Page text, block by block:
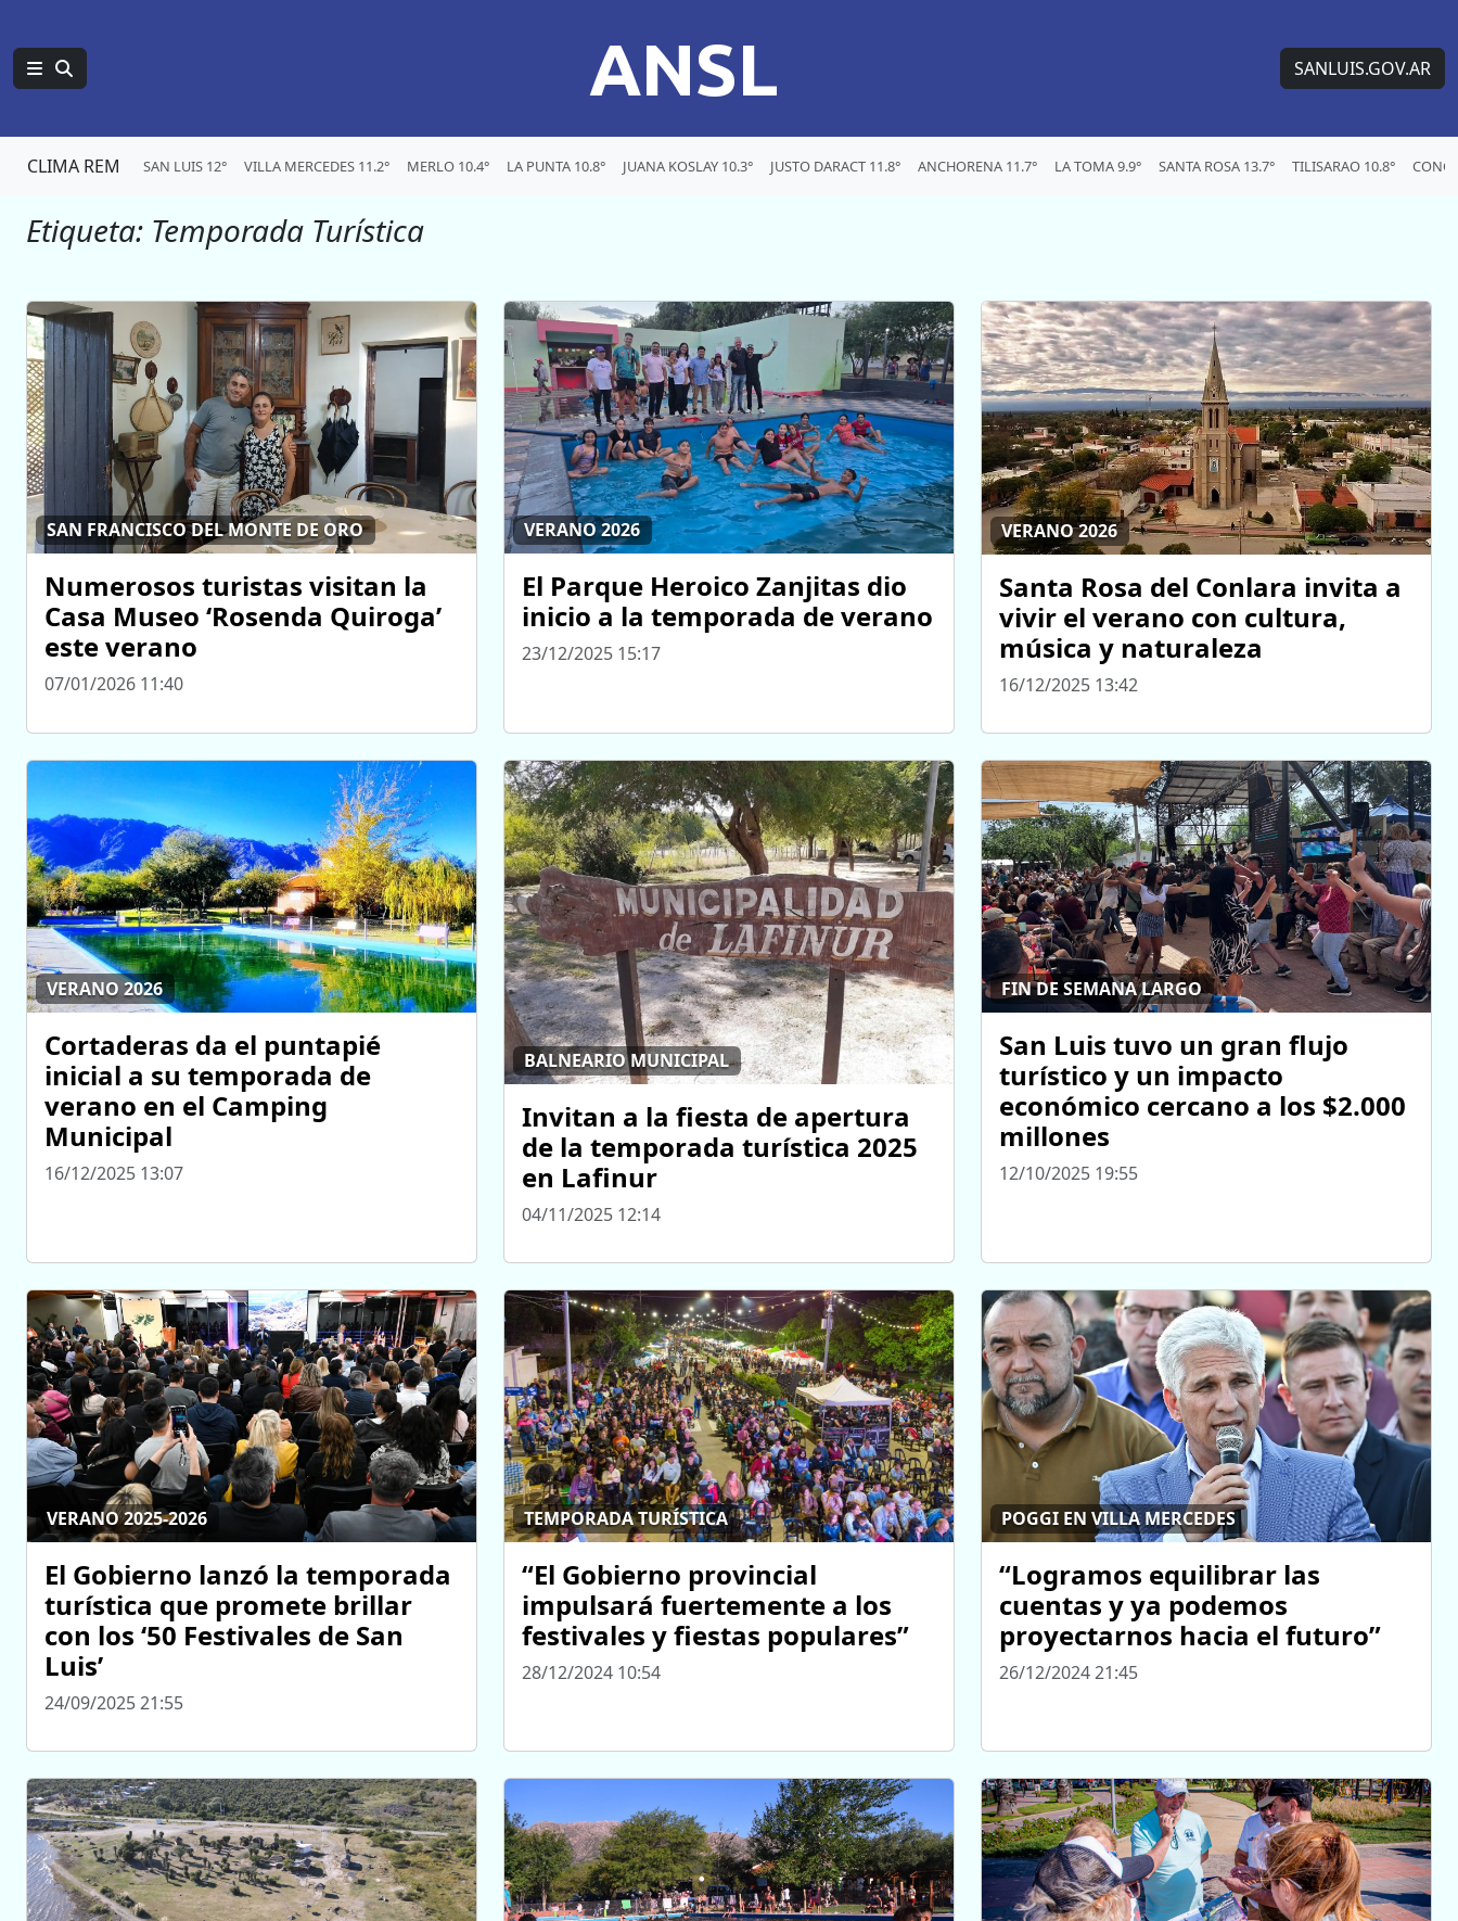
ANSL SANLUIS.GOV.AR
CLIMA REM SAN LUIS 12° VILLA MERCEDES 11.2° MERLO 10.4° LA PUNTA 10.8° JUANA KOSLAY 10.3° JUSTO DARACT 11.8° ANCHORENA 11.7° LA TOMA 9.9° SANTA ROSA 13.7° TILISARAO 10.8°
Etiqueta: Temporada Turística
SAN FRANCISCO DEL MONTE DE ORO
Numerosos turistas visitan la
Casa Museo ‘Rosenda Quiroga’
este verano
07/01/2026 11:40
VERANO 2026
El Parque Heroico Zanjitas dio
inicio a la temporada de verano
23/12/2025 15:17
VERANO 2026
Santa Rosa del Conlara invita a
vivir el verano con cultura,
música y naturaleza
16/12/2025 13:42
VERANO 2026
Cortaderas da el puntapié
inicial a su temporada de
verano en el Camping
Municipal
16/12/2025 13:07
BALNEARIO MUNICIPAL
Invitan a la fiesta de apertura
de la temporada turística 2025
en Lafinur
04/11/2025 12:14
FIN DE SEMANA LARGO
San Luis tuvo un gran flujo
turístico y un impacto
económico cercano a los $2.000
millones
12/10/2025 19:55
VERANO 2025-2026
El Gobierno lanzó la temporada
turística que promete brillar
con los ‘50 Festivales de San
Luis’
24/09/2025 21:55
TEMPORADA TURÍSTICA
“El Gobierno provincial
impulsará fuertemente a los
festivales y fiestas populares”
28/12/2024 10:54
POGGI EN VILLA MERCEDES
“Logramos equilibrar las
cuentas y ya podemos
proyectarnos hacia el futuro”
26/12/2024 21:45